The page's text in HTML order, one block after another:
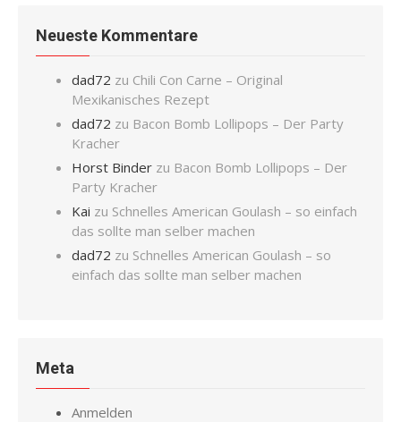
Neueste Kommentare
dad72 zu Chili Con Carne – Original
Mexikanisches Rezept
dad72 zu Bacon Bomb Lollipops – Der Party
Kracher
Horst Binder zu Bacon Bomb Lollipops – Der
Party Kracher
Kai zu Schnelles American Goulash – so einfach
das sollte man selber machen
dad72 zu Schnelles American Goulash – so
einfach das sollte man selber machen
Meta
Anmelden